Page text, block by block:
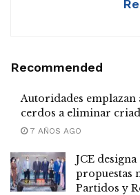
Recommended
Autoridades
cerdos a eliminar
7 AÑOS AGO
JCE
propuestas
Partidos y